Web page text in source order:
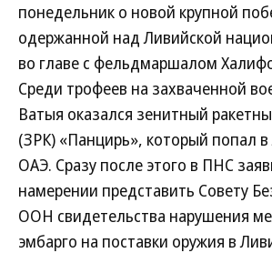
понедельник о новой крупной
одержанной над Ливийской
во главе с фельдмаршалом
Среди трофеев на захваченной
Ватыя оказался зенитный
(ЗРК) «Панцирь», который попал
ОАЭ. Сразу после этого в ПНС
намерении представить Совету
ООН свидетельства нарушения
эмбарго на поставки оружия в